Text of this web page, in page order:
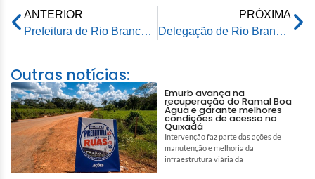
ANTERIOR
Prefeitura de Rio Branco realiza convocação de 508 servidores efetivos para fortalecer serviços públicos
PRÓXIMA
Delegação de Rio Branco garante participação na 5ª Conferência Nacional de Meio Ambiente
Outras notícias:
Emurb avança na
recuperação do Ramal Boa
Água e garante melhores
condições de acesso no
Quixadá
Intervenção faz parte das ações de
manutenção e melhoria da
infraestrutura viária da